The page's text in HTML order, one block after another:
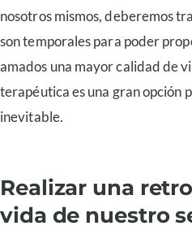
nosotros mismos, deberemos
son temporales para poder
amados una mayor calidad de
terapéutica es una gran opción
inevitable.
Realizar una
vida de nuestro